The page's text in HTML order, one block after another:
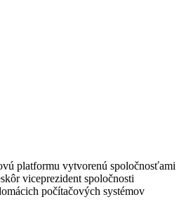
platformu vytvorenú spoločnosťami
viceprezident spoločnosti
počítačových systémov